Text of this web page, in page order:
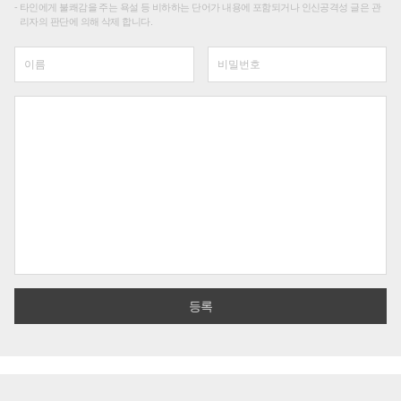
타인에게 불쾌감을 주는 욕설 등 비하하는 단어가 내용에 포함되거나 인신공격성 글은 관
리자의 판단에 의해 삭제 합니다.